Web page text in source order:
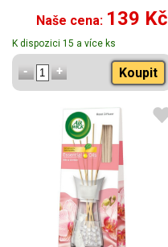
Naše cena: 139 Kč
K dispozici 15 a více ks
Koupit